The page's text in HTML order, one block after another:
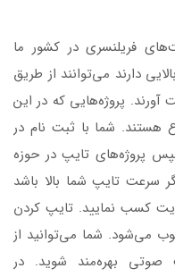
فریلنسری در کشور ما
دارند می‌توانند از طریق
پروژه‌هایی که در این
هستند. شما با ثبت نام در
پروژه‌های تایپ در حوزه
سرعت تایپ شما بالا باشد
کسب نمایید. تایپ کردن
می‌شود. شما می‌توانید از
بهره‌مند شوید. در